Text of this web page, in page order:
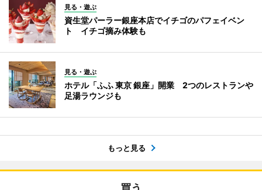
見る・遊ぶ
資生堂パーラー銀座本店でイチゴのパフェイベン
ト イチゴ摘み体験も
見る・遊ぶ
ホテル「ふふ 東京 銀座」開業 2つのレストランや
足湯ラウンジも
もっと見る